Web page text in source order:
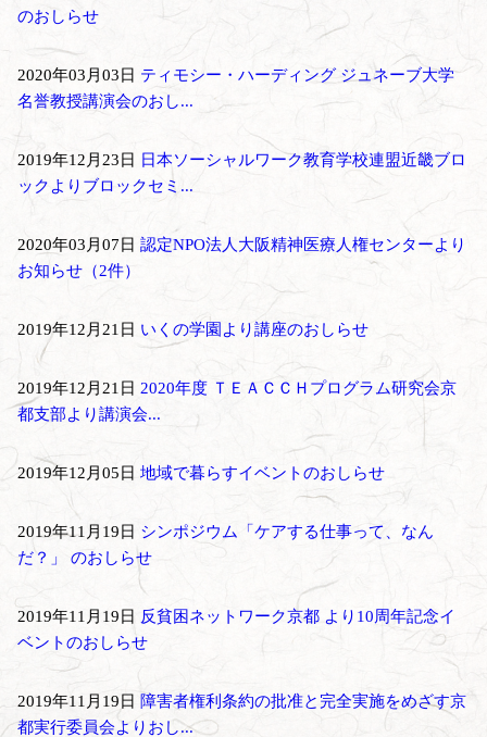
のおしらせ
2020年03月03日 ティモシー・ハーディング ジュネーブ大学
名誉教授講演会のおし...
2019年12月23日
日本ソーシャルワーク教育学校連盟近畿ブロ
ックよりブロックセミ...
2020年03月07日 認定NPO法人大阪精神医療人権センターより
お知らせ（2件）
2019年12月21日 いくの学園より講座のおしらせ
2019年12月21日 2020年度 ＴＥＡＣＣＨプログラム研究会京
都支部より講演会...
2019年12月05日 地域で暮らすイベントのおしらせ
2019年11月19日 シンポジウム「ケアする仕事って、なん
だ？」 のおしらせ
2019年11月19日 反貧困ネットワーク京都 より10周年記念イ
ベントのおしらせ
2019年11月19日 障害者権利条約の批准と完全実施をめざす京
都実行委員会よりおし...